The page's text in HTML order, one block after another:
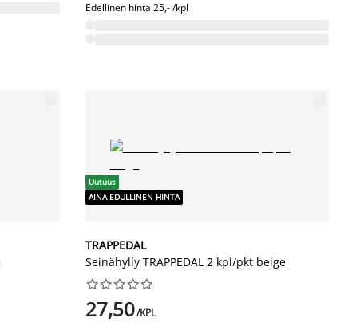
Edellinen hinta 25,- /kpl
Uutuus
AINA EDULLINEN HINTA
TRAPPEDAL
Seinähylly TRAPPEDAL 2 kpl/pkt beige






27,50/KPL